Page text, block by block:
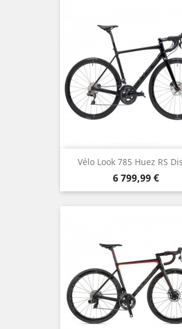
Vélo Look 785 Huez RS
Prix
6 799,99 €